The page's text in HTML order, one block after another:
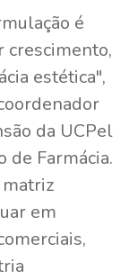
é
crescimento,
estética",
da UCPel
de Farmácia.
em